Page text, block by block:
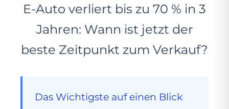
E-Auto verliert bis zu 70 % in 3
Jahren: Wann ist jetzt der
beste Zeitpunkt zum Verkauf?
Das Wichtigste auf einen Blick